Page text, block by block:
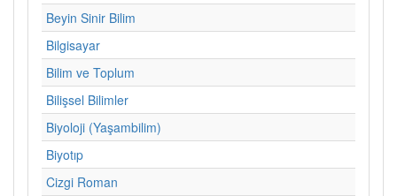
Beyin Sinir Bilim
Bilgisayar
Bilim ve Toplum
Bilişsel Bilimler
Biyoloji (Yaşambilim)
Biyotıp
Cizgi Roman